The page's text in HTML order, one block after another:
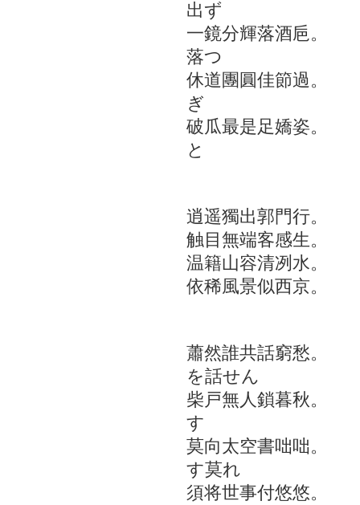
出ず
一鏡分輝落酒巵
落つ
休道團圓佳節過
ぎ
破瓜最是足嬌姿
と
逍遥獨出郭門行
触目無端客感生
温籍山容清冽水
依稀風景似西京
蕭然誰共話窮愁
を話せん
柴戸無人鎖暮秋
す
莫向太空書咄咄
す莫れ
須将世事付悠悠